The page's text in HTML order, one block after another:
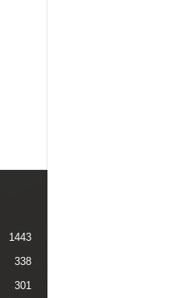
1443
338
301